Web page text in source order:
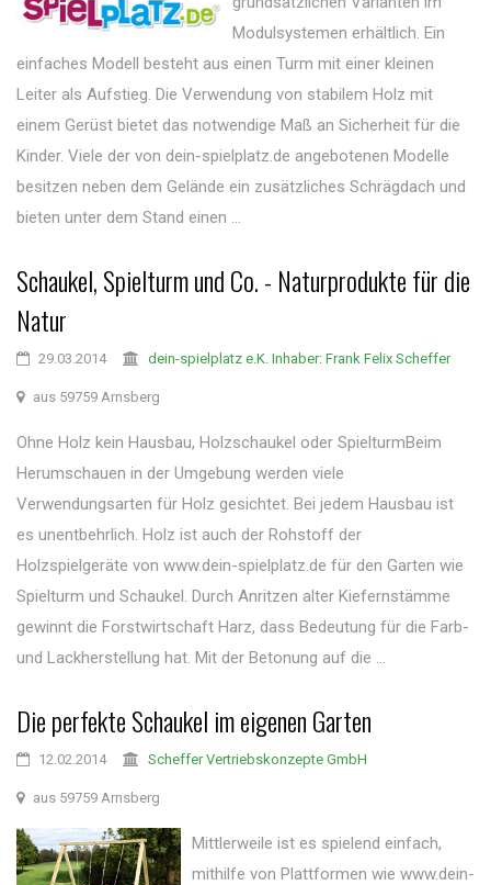
Modulsystemen erhältlich. Ein
einfaches Modell besteht aus einen Turm mit einer kleinen
Leiter als Aufstieg. Die Verwendung von stabilem Holz mit
einem Gerüst bietet das notwendige Maß an Sicherheit für die
Kinder. Viele der von dein-spielplatz.de angebotenen Modelle
besitzen neben dem Gelände ein zusätzliches Schrägdach und
bieten unter dem Stand einen ...
Schaukel, Spielturm und Co. - Naturprodukte für die
Natur
29.03.2014 dein-spielplatz e.K. Inhaber: Frank Felix Scheffer
aus 59759 Arnsberg
Ohne Holz kein Hausbau, Holzschaukel oder SpielturmBeim
Herumschauen in der Umgebung werden viele
Verwendungsarten für Holz gesichtet. Bei jedem Hausbau ist
es unentbehrlich. Holz ist auch der Rohstoff der
Holzspielgeräte von www.dein-spielplatz.de für den Garten wie
Spielturm und Schaukel. Durch Anritzen alter Kiefernstämme
gewinnt die Forstwirtschaft Harz, dass Bedeutung für die Farb-
und Lackherstellung hat. Mit der Betonung auf die ...
Die perfekte Schaukel im eigenen Garten
12.02.2014 Scheffer Vertriebskonzepte GmbH
aus 59759 Arnsberg
Mittlerweile ist es spielend einfach,
mithilfe von Plattformen wie www.dein-